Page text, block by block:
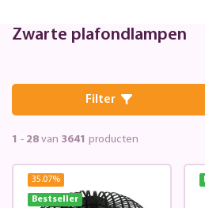
Zwarte plafondlampen
Filter
1 - 28 van 3641 producten
35.07%
Bestseller